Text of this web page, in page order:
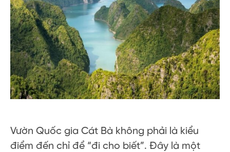
Vườn Quốc gia Cát Bà không phải là kiểu
điểm đến chỉ để “đi cho biết”. Đây là một